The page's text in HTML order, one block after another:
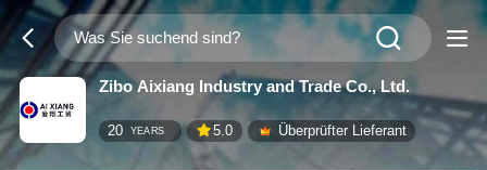
Zibo Aixiang Industry and Trade Co., Ltd.
20 YEARS 5.0 Überprüfter Lieferant